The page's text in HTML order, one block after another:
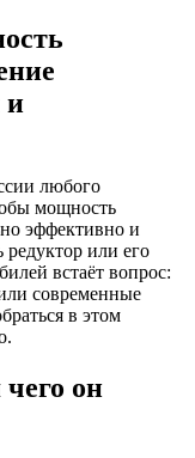
и
любого
мощность
эффективно и
редуктор или его
встаёт вопрос:
современные
в этом
он